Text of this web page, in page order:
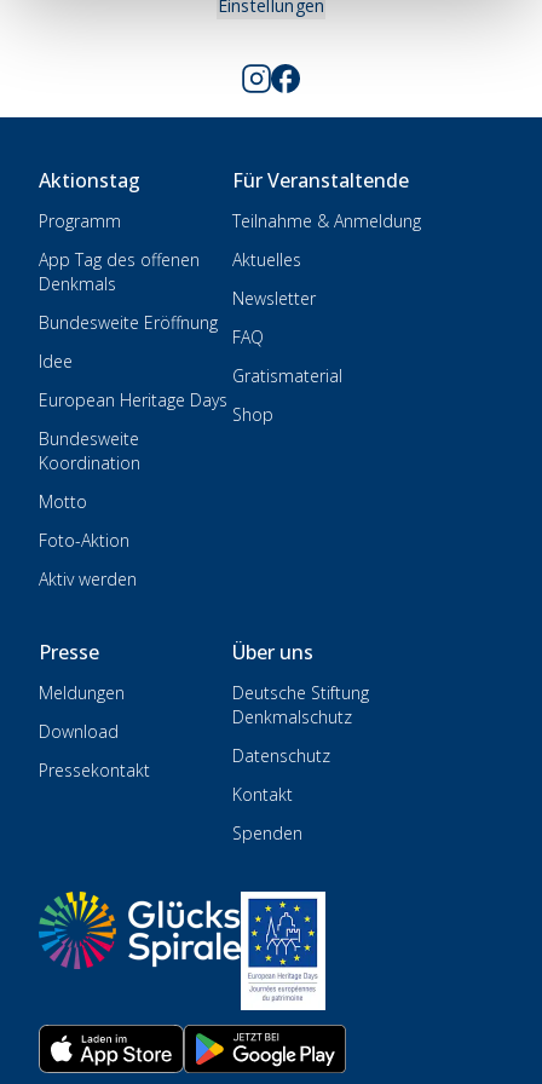
Einstellungen
Aktionstag
Programm
App Tag des offenen
Denkmals
Bundesweite Eröffnung
Idee
European Heritage Days
Bundesweite
Koordination
Motto
Foto-Aktion
Aktiv werden
Für Veranstaltende
Teilnahme & Anmeldung
Aktuelles
Newsletter
FAQ
Gratismaterial
Shop
Presse
Meldungen
Download
Pressekontakt
Über uns
Deutsche Stiftung
Denkmalschutz
Datenschutz
Kontakt
Spenden